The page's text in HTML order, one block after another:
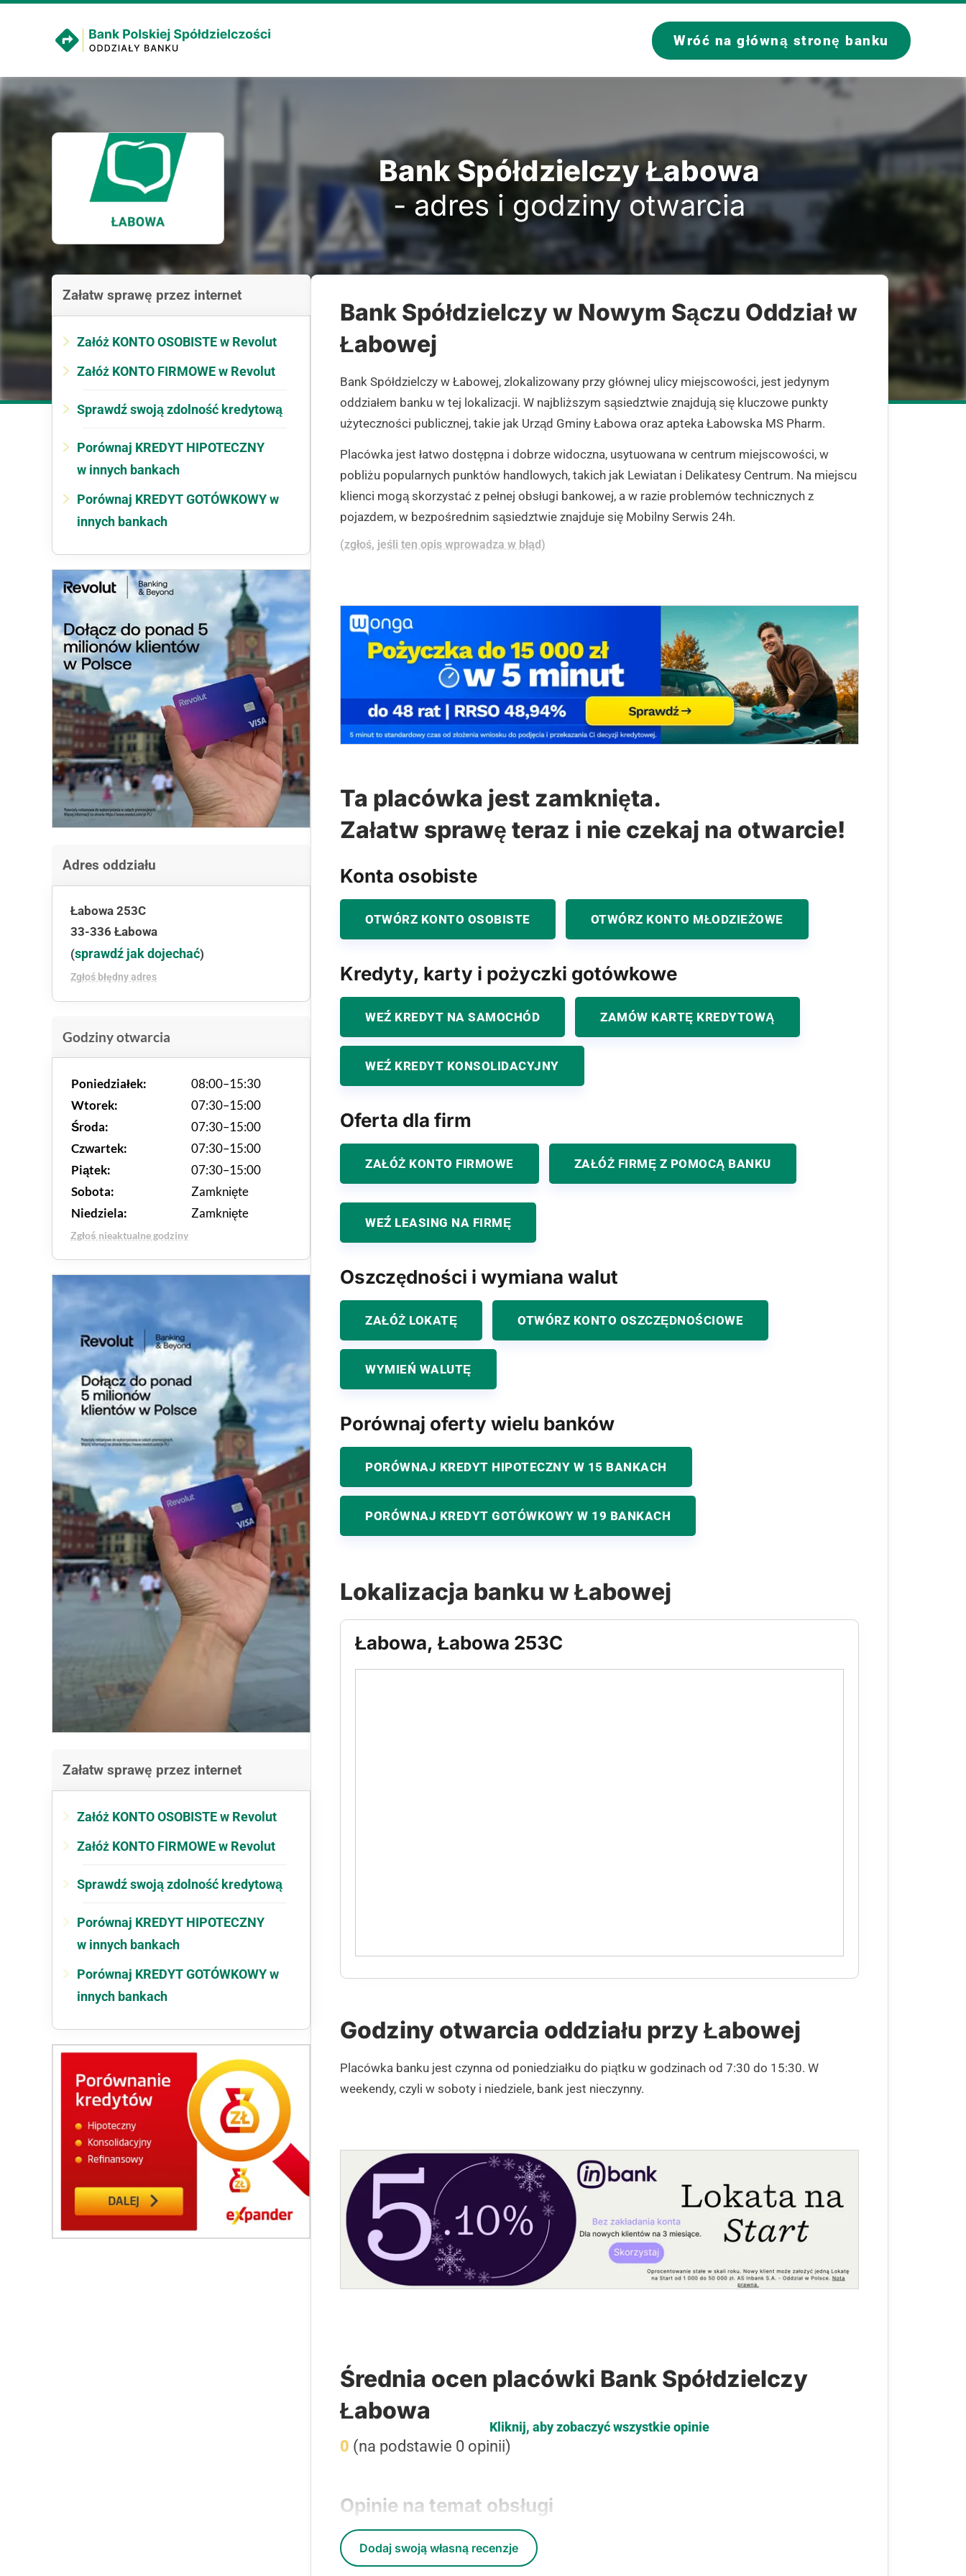
Wróć na główną stronę banku
Bank Spółdzielczy Łabowa
- adres i godziny otwarcia
Załatw sprawę przez internet
Załóż KONTO OSOBISTE w Revolut
Załóż KONTO FIRMOWE w Revolut
Sprawdź swoją zdolność kredytową
Porównaj KREDYT HIPOTECZNY
w innych bankach
Porównaj KREDYT GOTÓWKOWY w
innych bankach
Adres oddziału
Łabowa 253C
33-336 Łabowa
(sprawdź jak dojechać)
Zgłoś błędny adres
Godziny otwarcia
Poniedziałek:
08:00–15:30
Wtorek:
07:30–15:00
Środa:
07:30–15:00
Czwartek:
07:30–15:00
Piątek:
07:30–15:00
Sobota:
Zamknięte
Niedziela:
Zamknięte
Zgłoś nieaktualne godziny
Załatw sprawę przez internet
Załóż KONTO OSOBISTE w Revolut
Załóż KONTO FIRMOWE w Revolut
Sprawdź swoją zdolność kredytową
Porównaj KREDYT HIPOTECZNY
w innych bankach
Porównaj KREDYT GOTÓWKOWY w
innych bankach
Bank Spółdzielczy w Nowym Sączu Oddział w
Łabowej
Bank Spółdzielczy w Łabowej, zlokalizowany przy głównej ulicy miejscowości, jest jedynym
oddziałem banku w tej lokalizacji. W najbliższym sąsiedztwie znajdują się kluczowe punkty
użyteczności publicznej, takie jak Urząd Gminy Łabowa oraz apteka Łabowska MS Pharm.
Placówka jest łatwo dostępna i dobrze widoczna, usytuowana w centrum miejscowości, w
pobliżu popularnych punktów handlowych, takich jak Lewiatan i Delikatesy Centrum. Na miejscu
klienci mogą skorzystać z pełnej obsługi bankowej, a w razie problemów technicznych z
pojazdem, w bezpośrednim sąsiedztwie znajduje się Mobilny Serwis 24h.
(zgłoś, jeśli ten opis wprowadza w błąd)
Ta placówka jest zamknięta.
Załatw sprawę teraz i nie czekaj na otwarcie!
Konta osobiste
OTWÓRZ KONTO OSOBISTE OTWÓRZ KONTO MŁODZIEŻOWE
Kredyty, karty i pożyczki gotówkowe
WEŹ KREDYT NA SAMOCHÓD ZAMÓW KARTĘ KREDYTOWĄ
WEŹ KREDYT KONSOLIDACYJNY
Oferta dla firm
ZAŁÓŻ KONTO FIRMOWE ZAŁÓŻ FIRMĘ Z POMOCĄ BANKU
WEŹ LEASING NA FIRMĘ
Oszczędności i wymiana walut
ZAŁÓŻ LOKATĘ OTWÓRZ KONTO OSZCZĘDNOŚCIOWE
WYMIEŃ WALUTĘ
Porównaj oferty wielu banków
PORÓWNAJ KREDYT HIPOTECZNY W 15 BANKACH
PORÓWNAJ KREDYT GOTÓWKOWY W 19 BANKACH
Lokalizacja banku w Łabowej
Łabowa, Łabowa 253C
Godziny otwarcia oddziału przy Łabowej
Placówka banku jest czynna od poniedziałku do piątku w godzinach od 7:30 do 15:30. W
weekendy, czyli w soboty i niedziele, bank jest nieczynny.
Średnia ocen placówki Bank Spółdzielczy
Łabowa
0 (na podstawie 0 opinii)
Opinie na temat obsługi
Kliknij, aby zobaczyć wszystkie opinie
Dodaj swoją własną recenzje